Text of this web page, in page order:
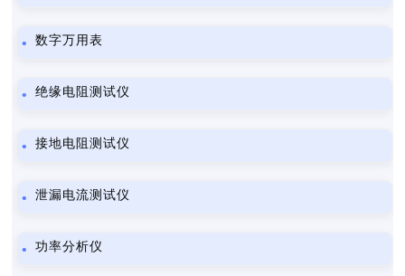
数字万用表
绝缘电阻测试仪
接地电阻测试仪
泄漏电流测试仪
功率分析仪